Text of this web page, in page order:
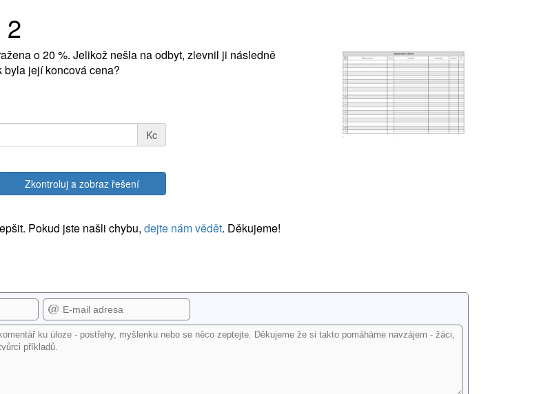
2
o 20 %. Jelikož nešla na odbyt, zlevnil ji následně
byla její koncová cena?
Kc
Zkontroluj a zobraz řešení
Pokud jste našli chybu, dejte nám vědět. Děkujeme!